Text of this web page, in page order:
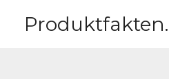
Inhalt